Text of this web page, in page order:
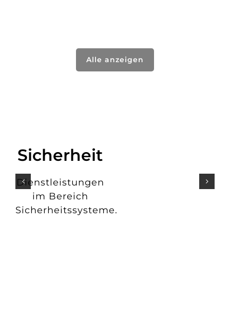
Alle anzeigen
Sicherheit
Dienstleistungen
im Bereich
Sicherheitssysteme.